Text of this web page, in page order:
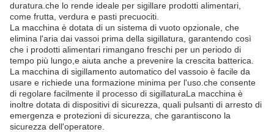
duratura.che lo rende ideale per sigillare prodotti alimentari,
come frutta, verdura e pasti precuociti.
La macchina è dotata di un sistema di vuoto opzionale, che
elimina l'aria dai vassoi prima della sigillatura, garantendo così
che i prodotti alimentari rimangano freschi per un periodo di
tempo più lungo,e aiuta anche a prevenire la crescita batterica.
La macchina di sigillamento automatico del vassoio è facile da
usare e richiede una formazione minima per l'uso.che consente
di regolare facilmente il processo di sigillaturaLa macchina è
inoltre dotata di dispositivi di sicurezza, quali pulsanti di arresto di
emergenza e protezioni di sicurezza, che garantiscono la
sicurezza dell'operatore.